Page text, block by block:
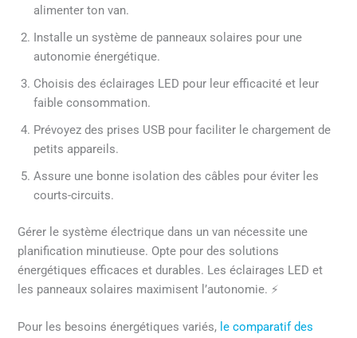
alimenter ton van.
Installe un système de panneaux solaires pour une
autonomie énergétique.
Choisis des éclairages LED pour leur efficacité et leur
faible consommation.
Prévoyez des prises USB pour faciliter le chargement de
petits appareils.
Assure une bonne isolation des câbles pour éviter les
courts-circuits.
Gérer le système électrique dans un van nécessite une
planification minutieuse. Opte pour des solutions
énergétiques efficaces et durables. Les éclairages LED et
les panneaux solaires maximisent l’autonomie. ⚡
Pour les besoins énergétiques variés, le comparatif des